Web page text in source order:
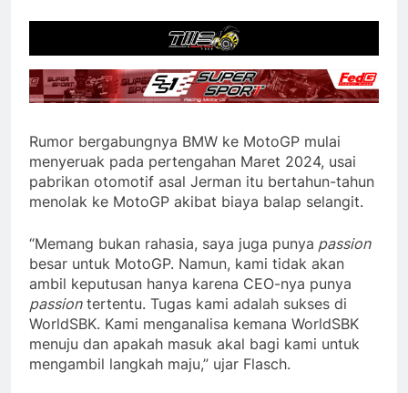
Rumor bergabungnya BMW ke MotoGP mulai
menyeruak pada pertengahan Maret 2024, usai
pabrikan otomotif asal Jerman itu bertahun-tahun
menolak ke MotoGP akibat biaya balap selangit.
“Memang bukan rahasia, saya juga punya passion
besar untuk MotoGP. Namun, kami tidak akan
ambil keputusan hanya karena CEO-nya punya
passiontertentu. Tugas kami adalah sukses di
WorldSBK. Kami menganalisa kemana WorldSBK
menuju dan apakah masuk akal bagi kami untuk
mengambil langkah maju,” ujar Flasch.